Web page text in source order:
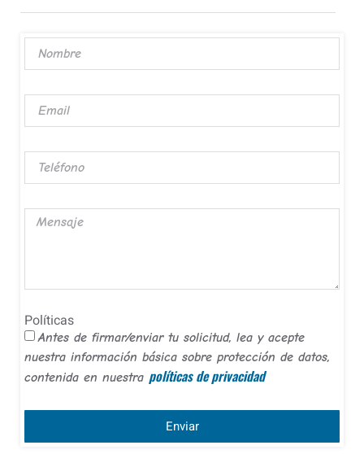
Políticas
Antes de firmar/enviar tu solicitud, lea y acepte
nuestra información básica sobre protección de datos,
contenida en nuestra políticas de privacidad
Enviar